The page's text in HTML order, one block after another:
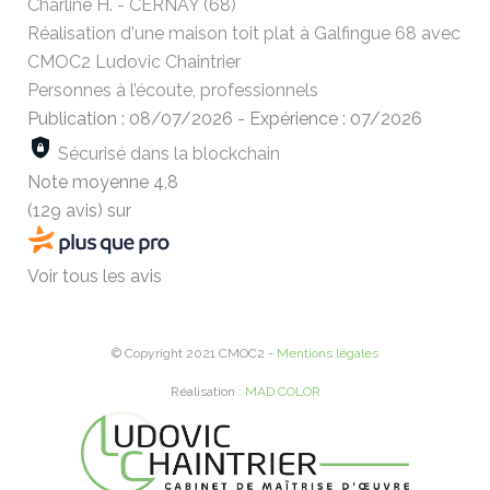
Charline H. - CERNAY (68)
Réalisation d'une maison toit plat à Galfingue 68 avec
CMOC2 Ludovic Chaintrier
Personnes à l’écoute, professionnels
Publication : 08/07/2026 - Expérience : 07/2026
Sécurisé dans la blockchain
Note moyenne 4,8
(129 avis) sur
Voir tous les avis
© Copyright 2021 CMOC2 - Mentions légales
Réalisation : MAD COLOR